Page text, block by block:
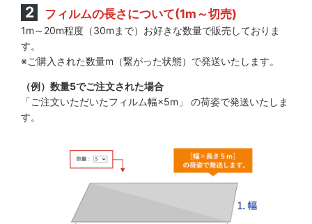
フィルムの長さについて(1m～切売)
1m～20m程度（30mまで）お好きな数量で販売しておりま
す。
※ご購入された数量m（繋がった状態）で発送いたします。
（例）数量5でご注文された場合
「ご注文いただいたフィルム幅×5m」 の荷姿で発送いたしま
す。